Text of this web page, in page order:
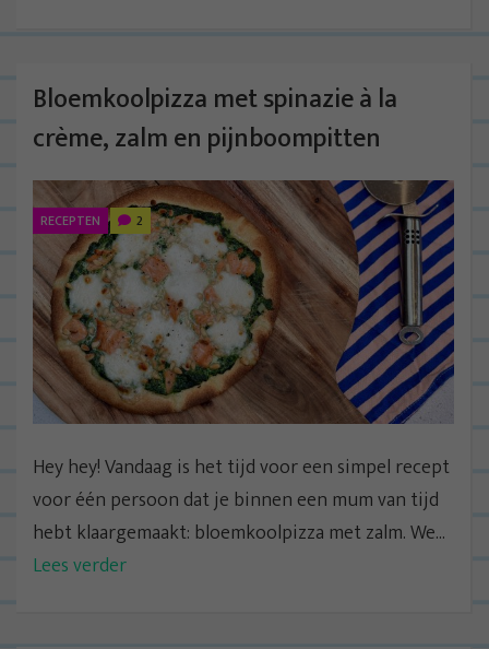
Bloemkoolpizza met spinazie à la
crème, zalm en pijnboompitten
RECEPTEN 2
Hey hey! Vandaag is het tijd voor een simpel recept
voor één persoon dat je binnen een mum van tijd
hebt klaargemaakt: bloemkoolpizza met zalm. We...
Lees verder